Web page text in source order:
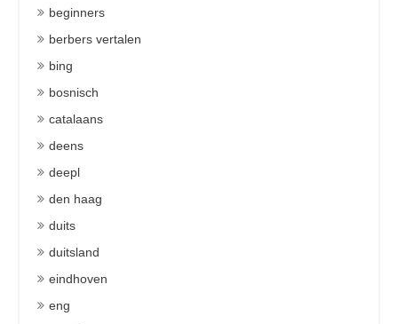
beginners
berbers vertalen
bing
bosnisch
catalaans
deens
deepl
den haag
duits
duitsland
eindhoven
eng